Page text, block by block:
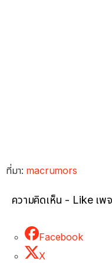
ที่มา: macrumors
ความคิดเห็น - Like เ
Facebook
X